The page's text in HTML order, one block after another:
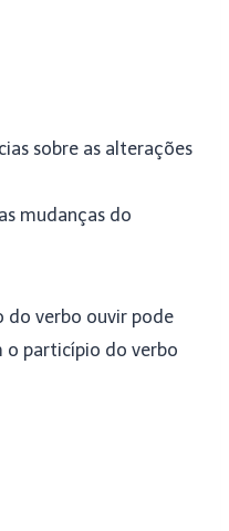
sobre as alterações
mudanças do
do verbo ouvir pode
o particípio do verbo